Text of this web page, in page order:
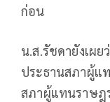
ก่อน
น.ส.รัชดายังเผ
ประธานสภาผู้แ
สภาผู้แทนราษฎ